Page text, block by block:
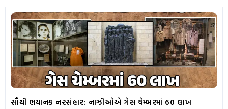
સૌથી ભયાનક નરસંહાર: નાઝીઓએ ગેસ ચેમ્બરમાં 60 લાખ